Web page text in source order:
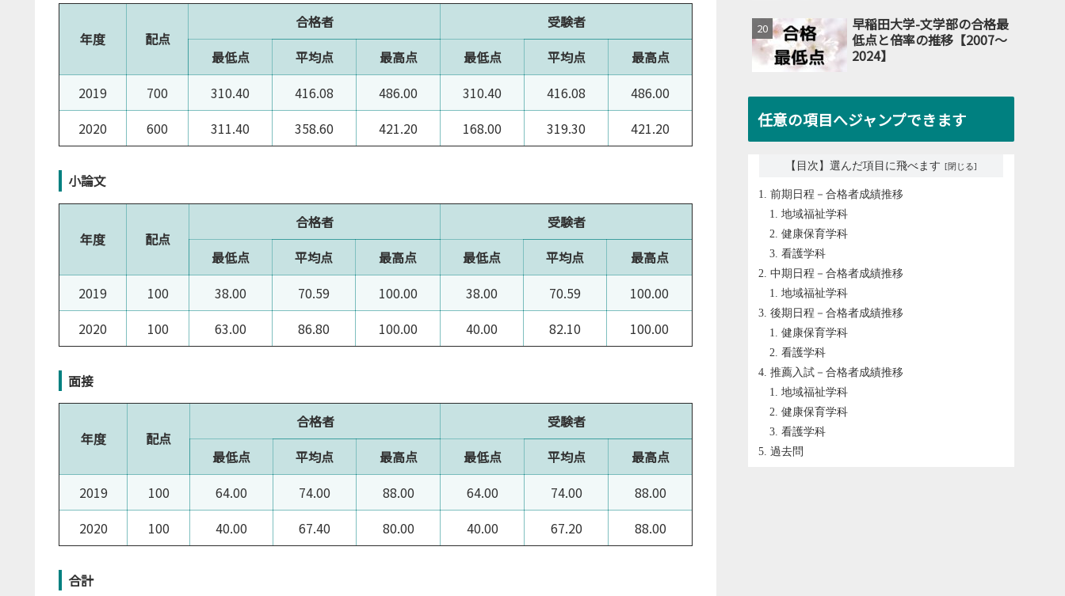
年度 配点
合格者
受験者
最低点
平均点 最高点 最低点 平均点
最高点
2019
700 310.40 416.08 486.00 310.40 416.08
486.00
2020
600 311.40 358.60 421.20 168.00 319.30 421.20
小論文
年度 配点
合格者
受験者
最低点
平均点 最高点 最低点 平均点
最高点
2019
100 38.00 70.59 100.00 38.00 70.59
100.00
2020
100 63.00 86.80 100.00 40.00 82.10 100.00
面接
年度 配点
合格者
受験者
最低点
平均点 最高点 最低点 平均点
最高点
2019
100 64.00 74.00 88.00 64.00 74.00
88.00
2020
100 40.00 67.40 80.00 40.00 67.20 88.00
合計
早稲田大学-文学部の合格最
低点と倍率の推移【2007～
2024】
任意の項目へジャンプできます
【目次】選んだ項目に飛べます
前期日程－合格者成績推移
地域福祉学科
健康保育学科
看護学科
中期日程－合格者成績推移
地域福祉学科
後期日程－合格者成績推移
健康保育学科
看護学科
推薦入試－合格者成績推移
地域福祉学科
健康保育学科
看護学科
過去問